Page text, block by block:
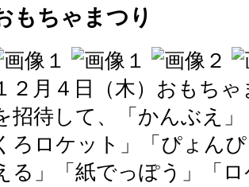
もちゃまつり
２月４日（木）おもち
招待して、「かんぶえ
ろロケット」「ぴょん
る」「紙でっぽう」「